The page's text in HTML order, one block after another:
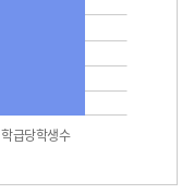
학급당학생수